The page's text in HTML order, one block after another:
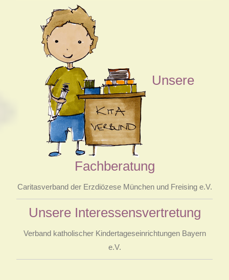
Unsere
Fachberatung
Caritasverband der Erzdiözese München und Freising e.V.
Unsere Interessensvertretung
Verband katholischer Kindertageseinrichtungen Bayern
e.V.